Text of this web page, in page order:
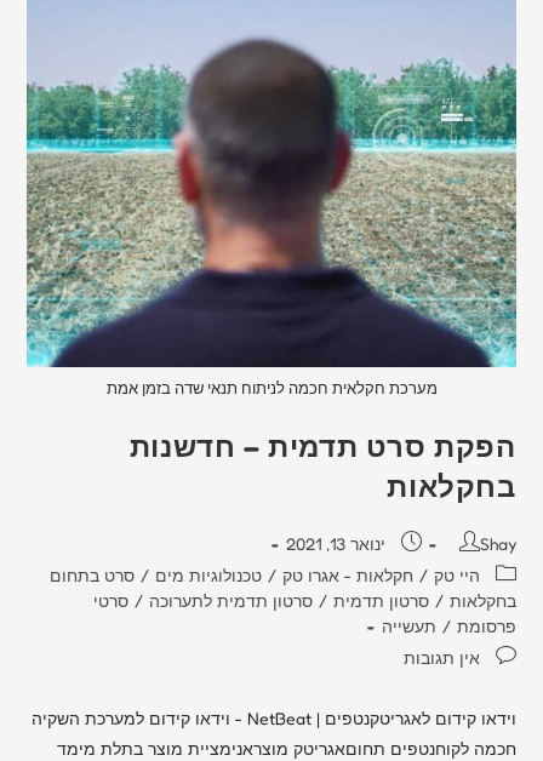
מערכת חקלאית חכמה לניתוח תנאי שדה בזמן אמת
הפקת סרט תדמית – חדשנות
בחקלאות
Shay
ינואר 13, 2021
היי טק / חקלאות - אגרו טק / טכנולוגיות מים / סרט בתחום
בחקלאות / סרטון תדמית / סרטון תדמית לתערוכה / סרטי
פרסומת / תעשייה
אין תגובות
וידאו קידום לאגריטקנטפים | NetBeat - וידאו קידום למערכת השקיה
חכמה לקוחנטפים תחוםאגריטק מוצראנימציית מוצר בתלת מימד